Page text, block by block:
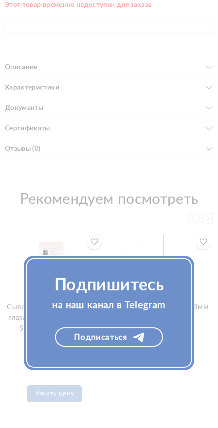
Этот товар временно недоступен для заказа
Описание
Характеристики
Документы
Сертификаты
Отзывы (0)
Рекомендуем посмотреть
Сыворотка от мешков под
глазами Dermaheal Eyebag
Solution 1флx1.5мл
(Дермахил Айбег
Узнать цену
Мезоигла TSK 27Gx13мм
Подпишитесь
на наш канал в Telegram
Подписаться